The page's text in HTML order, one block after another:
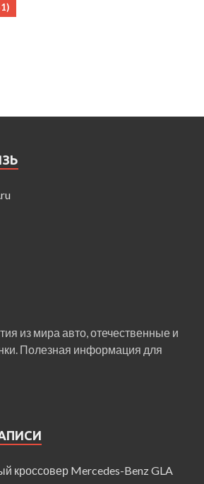
из мира авто, отечественные и
Полезная информация для
кроссовер Mercedes-Benz GLA